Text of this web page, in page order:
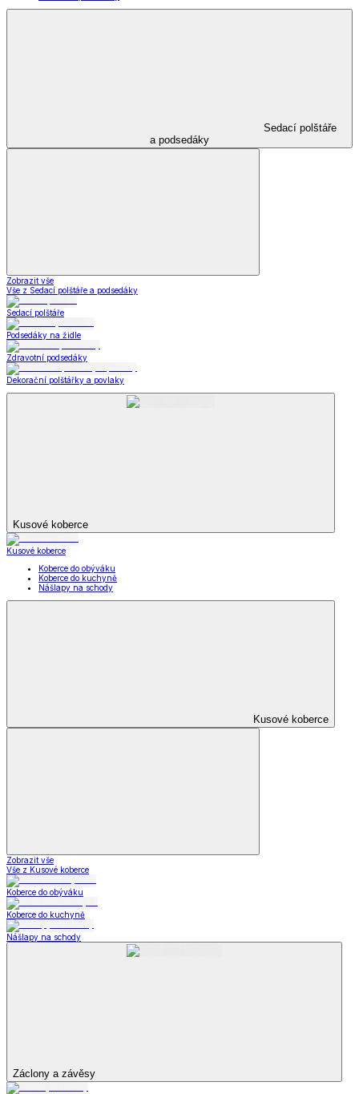
Sedací polštáře
a podsedáky
Zobrazit vše
Vše z Sedací polštáře a podsedáky
Sedací polštáře
Podsedáky na židle
Zdravotní podsedáky
Dekorační polštářky a povlaky
Kusové koberce
Kusové koberce
Koberce do obýváku
Koberce do kuchyně
Nášlapy na schody
Kusové koberce
Zobrazit vše
Vše z Kusové koberce
Koberce do obýváku
Koberce do kuchyně
Nášlapy na schody
Záclony a závěsy